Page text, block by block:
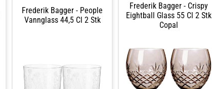
unik klarhet.- Laget av krystall.- Fra
serien Flower.- Selges i en 2-
pakning. Vedlikeholdsinstruksjoner
Frederik Bagger - People
Vannglass 44,5 Cl 2 Stk
Frederik Bagger - Crispy
Eightball Glass 55 Cl 2 Stk
Copal